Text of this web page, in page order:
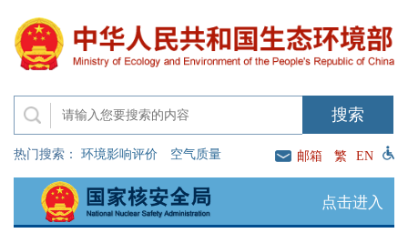
热门搜索： 环境影响评价 空气质量 邮箱 繁 EN
点击进入